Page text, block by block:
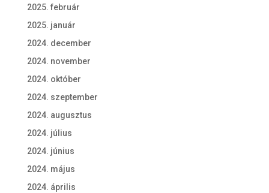
2025. február
2025. január
2024. december
2024. november
2024. október
2024. szeptember
2024. augusztus
2024. július
2024. június
2024. május
2024. április